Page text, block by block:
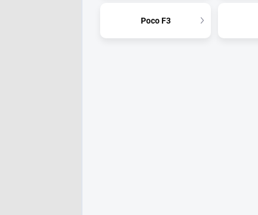
Poco F3